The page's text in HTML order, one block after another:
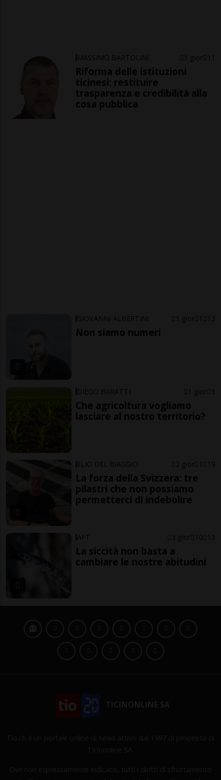
MASSIMO BARTOLINI 1 gior 11
Riforma delle istituzioni
ticinesi: restituire
trasparenza e credibilità alla
cosa pubblica
GIOVANNI ALBERTINI 1 gior 1 13
Non siamo numeri
DIEGO BARATTI 1 gior 3
Che agricoltura vogliamo
lasciare al nostro territorio?
ELIO DEL BIAGGIO 2 gior 1 19
La forza della Svizzera: tre
pilastri che non possiamo
permetterci di indebolire
AFT 3 gior 10 13
La siccità non basta a
cambiare le nostre abitudini